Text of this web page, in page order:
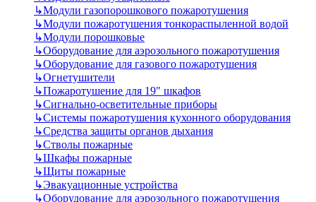
↳Модули газопорошкового пожаротушения
↳Модули пожаротушения тонкораспыленной водой
↳Модули порошковые
↳Оборудование для аэрозольного пожаротушения
↳Оборудование для газового пожаротушения
↳Огнетушители
↳Пожаротушение для 19" шкафов
↳Сигнально-осветительные приборы
↳Системы пожаротушения кухонного оборудования
↳Средства защиты органов дыхания
↳Стволы пожарные
↳Шкафы пожарные
↳Щиты пожарные
↳Эвакуационные устройства
↳Оборудование для аэрозольного пожаротушения